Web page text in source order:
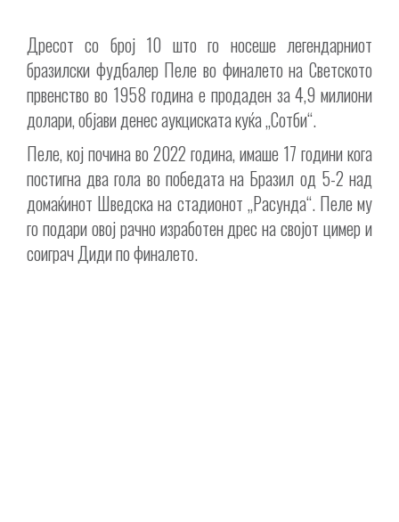
Дресот со број 10 што го носеше легендарниот
бразилски фудбалер Пеле во финалето на Светското
првенство во 1958 година е продаден за 4,9 милиони
долари, објави денес аукциската куќа „Сотби“.
Пеле, кој почина во 2022 година, имаше 17 години кога
постигна два гола во победата на Бразил од 5-2 над
домаќинот Шведска на стадионот „Расунда“. Пеле му
го подари овој рачно изработен дрес на својот цимер и
соиграч Диди по финалето.